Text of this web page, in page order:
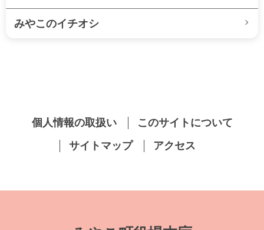
みやこのイチオシ
個人情報の取扱い
このサイトについて
サイトマップ
アクセス